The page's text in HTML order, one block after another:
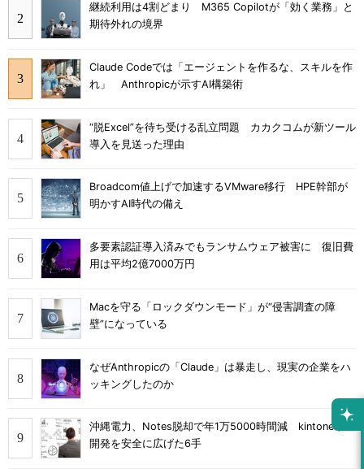
継続利用は4割どまり M365 Copilotが「効く業務」と
期待外れの境界
Claude Codeでは「エージェントを作るな、スキルを作
れ」 Anthropicが示すAI構築術
“脱Excel”を待ち受ける乱立問題 カカクコムが新ツール
導入を見送った理由
Broadcom値上げで加速するVMware移行 HPE幹部が
明かすAI時代の備え
多要素認証導入済みでもランサムウェア被害に 復旧費
用は平均2億7000万円
Macを守る「ロックダウンモード」が“侵害調査の障
壁”になっている
なぜAnthropicの「Claude」は暴走し、現実の企業をハ
ッキングしたのか
沖縄電力、Notes脱却で年1万5000時間減 kintone市民
開発を安全に広げた6手